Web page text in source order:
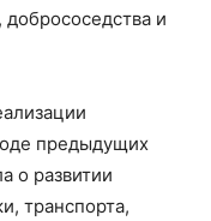
и
предыдущих
о развитии
транспорта,